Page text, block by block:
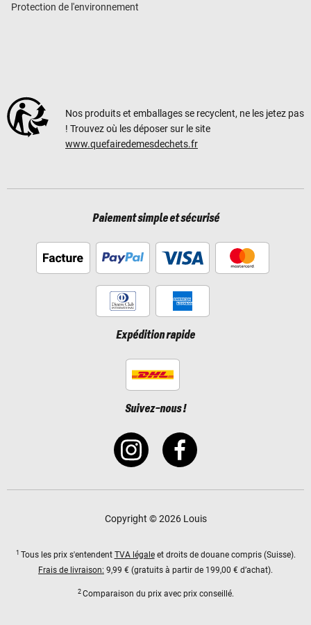
Protection de l'environnement
Nos produits et emballages se recyclent, ne les jetez pas
! Trouvez où les déposer sur le site
www.quefairedemesdechets.fr
Paiement simple et sécurisé
Expédition rapide
Suivez-nous !
Copyright © 2026 Louis
1 Tous les prix s'entendent TVA légaleet droits de douane compris (Suisse).
Frais de livraison: 9,99 € (gratuits à partir de 199,00 € d’achat).
2 Comparaison du prix avec prix conseillé.